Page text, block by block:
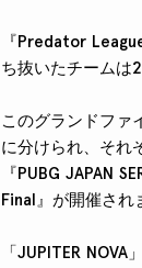
『Predator
ち抜いたチームは
このグランドファ
に分けられ、それ
『PUBG JAPAN
Final』が開催され
「JUPITER